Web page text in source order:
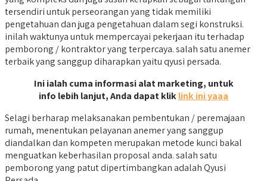
tersendiri untuk perseorangan yang tidak memiliki
pengetahuan dan juga pengetahuan dalam segi konstruksi.
inilah waktunya untuk mempercayai pekerjaan itu terhadap
pemborong / kontraktor yang terpercaya. salah satu anemer
terbaik yang sanggup diharapkan yaitu qyusi persada.
Ini ialah cuma informasi alat marketing, untuk
info lebih lanjut, Anda dapat kliklink ini yaaa
Selagi berharap melaksanakan pembentukan / peremajaan
rumah, menentukan pelayanan anemer yang sanggup
diandalkan dan kompeten merupakan metode kunci bakal
menguatkan keberhasilan proposal anda. salah satu
pemborong yang patut dipertimbangkan adalah Qyusi